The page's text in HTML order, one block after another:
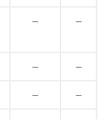
– –
– –
– –